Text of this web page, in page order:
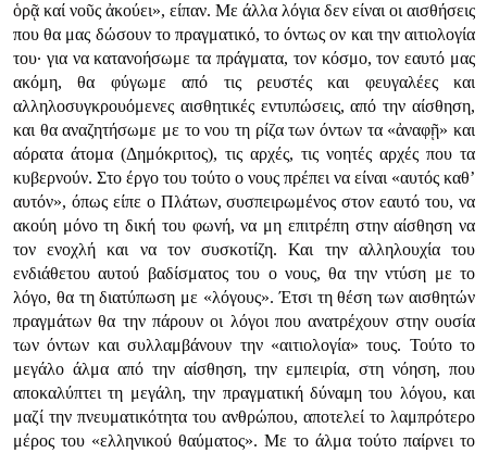
ὁρᾷ καί νοῦς ἀκούει», είπαν. Με άλλα λόγια δεν είναι οι αισθήσεις
που θα μας δώσουν το πραγματικό, το όντως ον και την αιτιολογία
του· για να κατανοήσωμε τα πράγματα, τον κόσμο, τον εαυτό μας
ακόμη, θα φύγωμε από τις ρευστές και φευγαλέες και
αλληλοσυγκρουόμενες αισθητικές εντυπώσεις, από την αίσθηση,
και θα αναζητήσωμε με το νου τη ρίζα των όντων τα «ἀναφῇ» και
αόρατα άτομα (Δημόκριτος), τις αρχές, τις νοητές αρχές που τα
κυβερνούν. Στο έργο του τούτο ο νους πρέπει να είναι «αυτός καθ’
αυτόν», όπως είπε ο Πλάτων, συσπειρωμένος στον εαυτό του, να
ακούη μόνο τη δική του φωνή, να μη επιτρέπη στην αίσθηση να
τον ενοχλή και να τον συσκοτίζη. Και την αλληλουχία του
ενδιάθετου αυτού βαδίσματος του ο νους, θα την ντύση με το
λόγο, θα τη διατύπωση με «λόγους». Έτσι τη θέση των αισθητών
πραγμάτων θα την πάρουν οι λόγοι που ανατρέχουν στην ουσία
των όντων και συλλαμβάνουν την «αιτιολογία» τους. Τούτο το
μεγάλο άλμα από την αίσθηση, την εμπειρία, στη νόηση, που
αποκαλύπτει τη μεγάλη, την πραγματική δύναμη του λόγου, και
μαζί την πνευματικότητα του ανθρώπου, αποτελεί το λαμπρότερο
μέρος του «ελληνικού θαύματος». Με το άλμα τούτο παίρνει το